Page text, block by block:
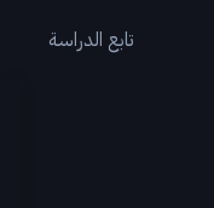
تابع الدراسة